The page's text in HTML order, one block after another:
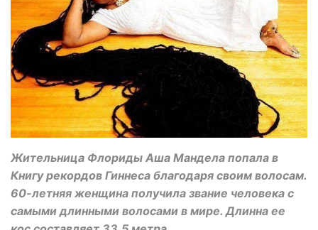
Жительница Флориды Аша Мандела попала в
Книгу рекордов Гиннеса благодаря своим волосам.
60-летняя женщина получила звание человека с
самыми длинными волосами в мире. Длинна ее